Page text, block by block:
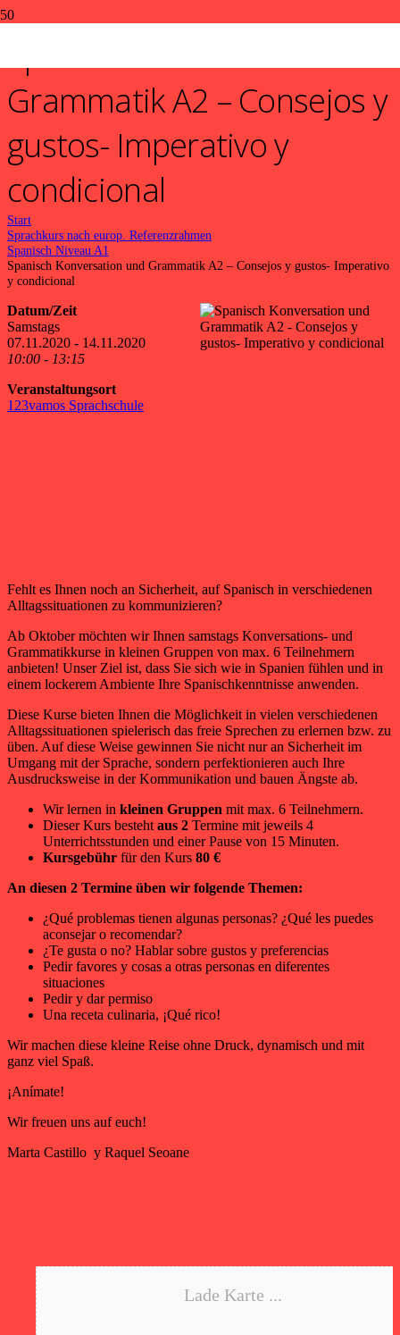
Spanisch Konversation und
Grammatik A2 – Consejos y
gustos- Imperativo y
condicional
Start
Sprachkurs nach europ. Referenzrahmen
Spanisch Niveau A1
Spanisch Konversation und Grammatik A2 – Consejos y gustos- Imperativo
y condicional
Datum/Zeit
Samstags
07.11.2020 - 14.11.2020
10:00 - 13:15
Veranstaltungsort
123vamos Sprachschule
Fehlt es Ihnen noch an Sicherheit, auf Spanisch in verschiedenen
Alltagssituationen zu kommunizieren?
Ab Oktober möchten wir Ihnen samstags Konversations- und
Grammatikkurse in kleinen Gruppen von max. 6 Teilnehmern
anbieten! Unser Ziel ist, dass Sie sich wie in Spanien fühlen und in
einem lockerem Ambiente Ihre Spanischkenntnisse anwenden.
Diese Kurse bieten Ihnen die Möglichkeit in vielen verschiedenen
Alltagssituationen spielerisch das freie Sprechen zu erlernen bzw. zu
üben. Auf diese Weise gewinnen Sie nicht nur an Sicherheit im
Umgang mit der Sprache, sondern perfektionieren auch Ihre
Ausdrucksweise in der Kommunikation und bauen Ängste ab.
Wir lernen in kleinen Gruppen mit max. 6 Teilnehmern.
Dieser Kurs besteht aus 2 Termine mit jeweils 4
Unterrichtsstunden und einer Pause von 15 Minuten.
Kursgebühr für den Kurs 80 €
An diesen 2 Termine üben wir folgende Themen:
¿Qué problemas tienen algunas personas? ¿Qué les puedes
aconsejar o recomendar?
¿Te gusta o no? Hablar sobre gustos y preferencias
Pedir favores y cosas a otras personas en diferentes
situaciones
Pedir y dar permiso
Una receta culinaria, ¡Qué rico!
Wir machen diese kleine Reise ohne Druck, dynamisch und mit
ganz viel Spaß.
¡Anímate!
Wir freuen uns auf euch!
Marta Castillo y Raquel Seoane
Lade Karte ...